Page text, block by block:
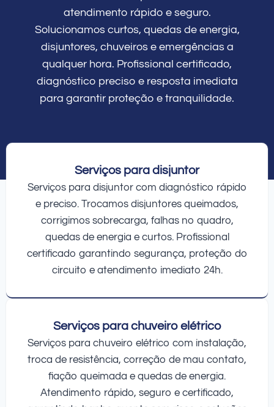
atendimento rápido e seguro.
Solucionamos curtos, quedas de energia,
disjuntores, chuveiros e emergências a
qualquer hora. Profissional certificado,
diagnóstico preciso e resposta imediata
para garantir proteção e tranquilidade.
Serviços para disjuntor
Serviços para disjuntor com diagnóstico rápido
e preciso. Trocamos disjuntores queimados,
corrigimos sobrecarga, falhas no quadro,
quedas de energia e curtos. Profissional
certificado garantindo segurança, proteção do
circuito e atendimento imediato 24h.
Serviços para chuveiro elétrico
Serviços para chuveiro elétrico com instalação,
troca de resistência, correção de mau contato,
fiação queimada e quedas de energia.
Atendimento rápido, seguro e certificado,